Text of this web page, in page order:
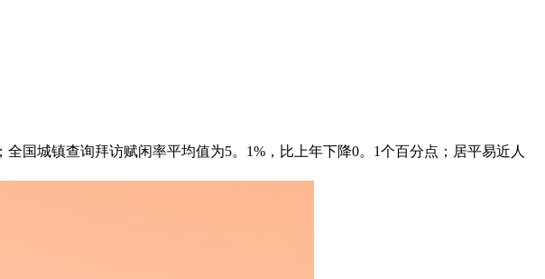
城镇查询拜访赋闲率平均值为5。1%，比上年下降0。1个百分点；居平易近人